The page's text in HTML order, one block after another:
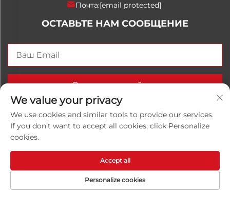
Почта:[email protected]
ОСТАВЬТЕ НАМ СООБЩЕНИЕ
Отправить сейчас
Авторские права © 2026, Китайская компания
Политика конфиденциальности
We value your privacy
We use cookies and similar tools to provide our services.
If you don't want to accept all cookies, click Personalize
cookies.
Personalize cookies
Accept all